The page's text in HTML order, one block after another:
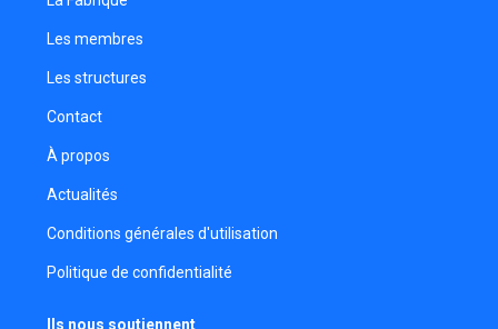
Thomas Huck
Scénariste
Flore Lallau
Jade Cousseau
Programmatrice
Timon Vasseur
Monteur
Sacha Poiré
Les membres
Les structures
Contact
À propos
Actualités
Conditions générales d'utilisation
Politique de confidentialité
Ils nous soutiennent